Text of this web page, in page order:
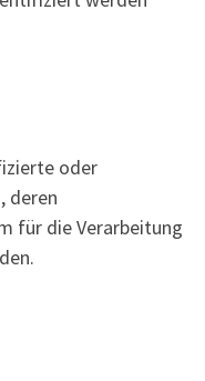
oder
deren
für die Verarbeitung